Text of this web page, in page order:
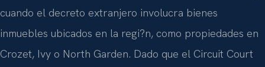
cuando el decreto extranjero involucra bienes
inmuebles ubicados en la regi?n, como propiedades en
Crozet, Ivy o North Garden. Dado que el Circuit Court